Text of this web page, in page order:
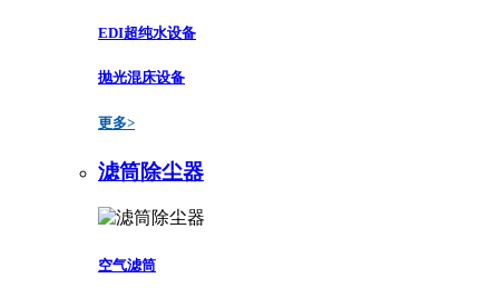
EDI超纯水设备
抛光混床设备
更多>
滤筒除尘器
空气滤筒